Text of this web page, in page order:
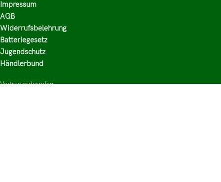
Impressum
AGB
Widerrufsbelehrung
Batteriegesetz
Jugendschutz
Händlerbund
Vertrag widerrufen